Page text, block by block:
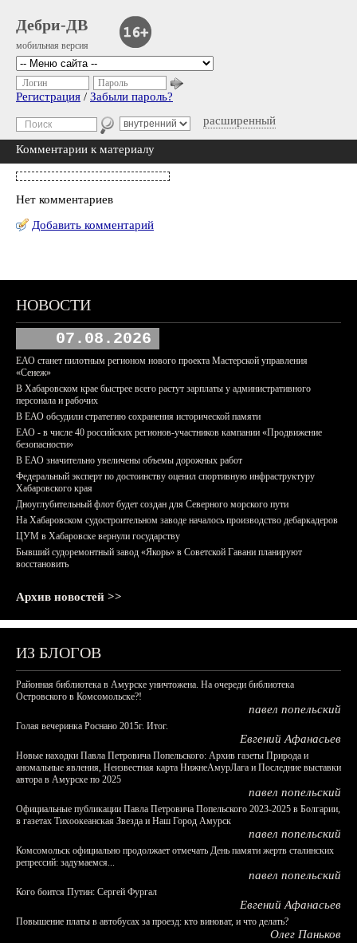
Дебри-ДВ
мобильная версия
расширенный
Логин Пароль
Регистрация / Забыли пароль?
Комментарии к материалу
Нет комментариев
Добавить комментарий
НОВОСТИ
07.08.2026
ЕАО станет пилотным регионом нового проекта Мастерской управления
«Сенеж»
В Хабаровском крае быстрее всего растут зарплаты у административного
персонала и рабочих
В ЕАО обсудили стратегию сохранения исторической памяти
ЕАО - в числе 40 российских регионов-участников кампании «Продвижение
безопасности»
В ЕАО значительно увеличены объемы дорожных работ
Федеральный эксперт по достоинству оценил спортивную инфраструктуру
Хабаровского края
Дноуглубительный флот будет создан для Северного морского пути
На Хабаровском судостроительном заводе началось производство дебаркадеров
ЦУМ в Хабаровске вернули государству
Бывший судоремонтный завод «Якорь» в Советской Гавани планируют
восстановить
Архив новостей >>
ИЗ БЛОГОВ
Районная библиотека в Амурске уничтожена. На очереди библиотека
Островского в Комсомольске?!
павел попельский
Голая вечеринка Роснано 2015г. Итог.
Евгений Афанасьев
Новые находки Павла Петровича Попельского: Архив газеты Природа и
аномальные явления, Неизвестная карта НижнеАмурЛага и Последние выставки
автора в Амурске по 2025
павел попельский
Официальные публикации Павла Петровича Попельского 2023-2025 в Болгарии,
в газетах Тихоокеанская Звезда и Наш Город Амурск
павел попельский
Комсомольск официально продолжает отмечать День памяти жертв сталинских
репрессий: задумаемся...
павел попельский
Кого боится Путин: Сергей Фургал
Евгений Афанасьев
Повышение платы в автобусах за проезд: кто виноват, и что делать?
Олег Паньков